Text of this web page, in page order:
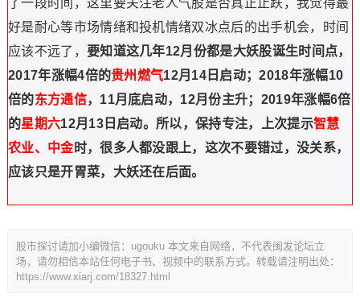
了一段时间，这里要关注老人气股是否真正止跌，我觉得最
好是耐心等市场情绪和投机情绪双冰点后的出手机会，时间
应该不远了， 要知道这几年12月份都是大妖股诞生时间点，
2017年涨幅4倍的贵州燃气12月14日启动；2018年涨幅10
倍的东方通信，11月底启动，12月份主升；2019年涨幅6倍
的星期六12月13日启动。所以，保持专注，上次提示智慧
农业、中金时，很多人都没跟上，这次不要错过，没关系，
应该只是开胃菜，大妖还在后面。
股市探讨请加小编微信：ugouku 本文来自网络，不代表闽发论坛立
场，请勿相信本站任何电子书、视频中的联系方式。转载请注明出处：
https://www.xiarj.com/18327.html